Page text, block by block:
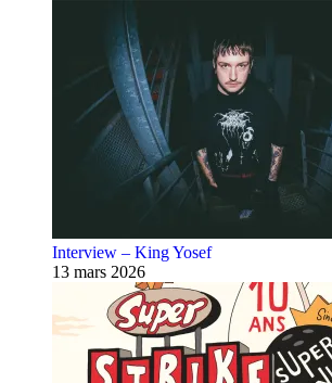
Interview – King Yosef
13 mars 2026